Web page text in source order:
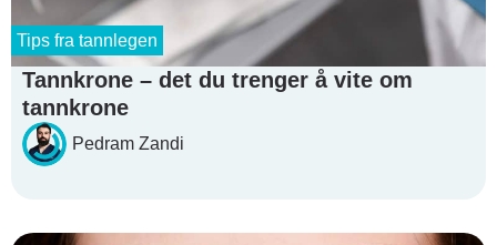
Tannkrone – det du trenger å vite om
tannkrone
Pedram Zandi
Tips fra tannlegen